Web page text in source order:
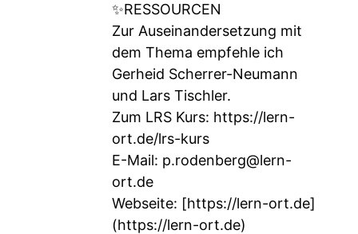
✨RESSOURCEN
Zur Auseinandersetzung mit
dem Thema empfehle ich
Gerheid Scherrer-Neumann
und Lars Tischler.
Zum LRS Kurs: https://lern-
ort.de/lrs-kurs
E-Mail: p.rodenberg@lern-
ort.de
Webseite: [https://lern-ort.de]
(https://lern-ort.de)